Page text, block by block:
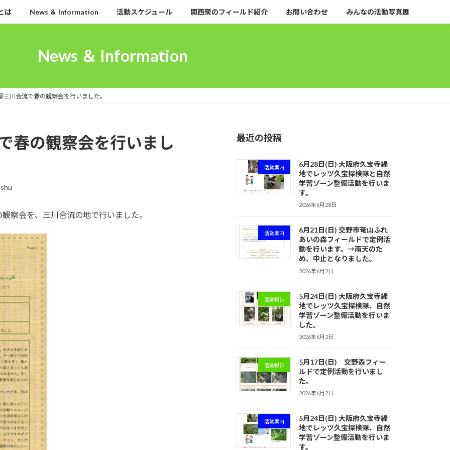
は News ＆ Information 活動スケジュール 関西聚のフィールド紹介 お問い合わせ みんなの活動写真展
News ＆ Information
三川合流で春の観察会を行いました。
春の観察会を行いまし
察会を、三川合流の地で行いました。
最近の投稿
活動案内
6月28日(日) 大阪府久宝寺緑
地でレッツ久宝探検隊と自然
学習ゾーン整備活動を行いま
す。
2026年6月28日
活動案内
6月21日(日) 交野市奄山ふれ
あいの森フィールドで定例活
動を行います。→雨天のた
め、中止となりました。
2026年6月2日
活動報告
5月24日(日) 大阪府久宝寺緑
地でレッツ久宝探検隊、自然
学習ゾーン整備活動を行いま
した。
2026年6月2日
活動報告
5月17日(日) 交野森フィー
ルドで定例活動を行いまし
た。
2026年6月2日
活動案内
5月24日(日) 大阪府久宝寺緑
地でレッツ久宝探検隊、自然
学習ゾーン整備活動を行いま
す。